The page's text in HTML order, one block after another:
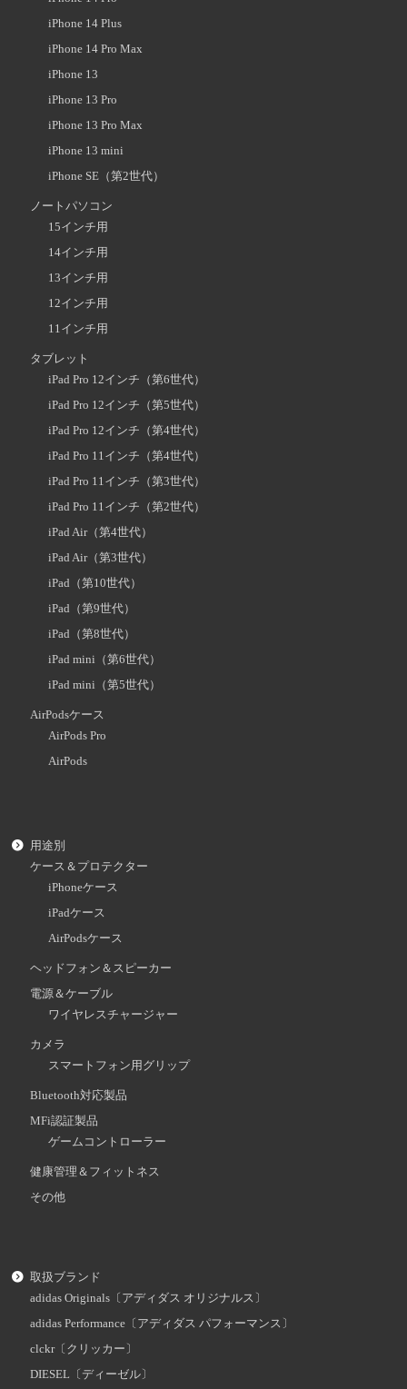
iPhone 14 Plus
iPhone 14 Pro Max
iPhone 13
iPhone 13 Pro
iPhone 13 Pro Max
iPhone 13 mini
iPhone SE（第2世代）
ノートパソコン
15インチ用
14インチ用
13インチ用
12インチ用
11インチ用
タブレット
iPad Pro 12インチ（第6世代）
iPad Pro 12インチ（第5世代）
iPad Pro 12インチ（第4世代）
iPad Pro 11インチ（第4世代）
iPad Pro 11インチ（第3世代）
iPad Pro 11インチ（第2世代）
iPad Air（第4世代）
iPad Air（第3世代）
iPad（第10世代）
iPad（第9世代）
iPad（第8世代）
iPad mini（第6世代）
iPad mini（第5世代）
AirPodsケース
AirPods Pro
AirPods
用途別
ケース＆プロテクター
iPhoneケース
iPadケース
AirPodsケース
ヘッドフォン＆スピーカー
電源＆ケーブル
ワイヤレスチャージャー
カメラ
スマートフォン用グリップ
Bluetooth対応製品
MFi認証製品
ゲームコントローラー
健康管理＆フィットネス
その他
取扱ブランド
adidas Originals〔アディダス オリジナルス〕
adidas Performance〔アディダス パフォーマンス〕
clckr〔クリッカー〕
DIESEL〔ディーゼル〕